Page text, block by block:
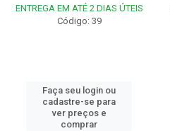
ENTREGA EM ATÉ 2 DIAS ÚTEIS
Código: 39
Faça seu login ou
cadastre-se para
ver preços e
comprar